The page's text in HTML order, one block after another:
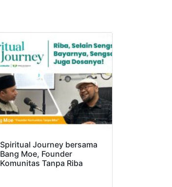
Spiritual Journey bersama
Bang Moe, Founder
Komunitas Tanpa Riba